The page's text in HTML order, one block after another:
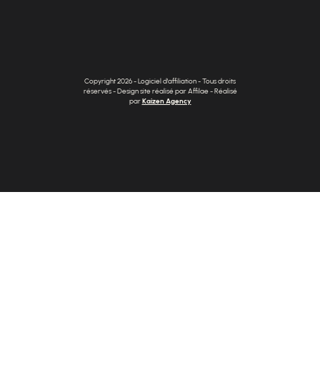
Copyright 2026 - Logiciel d'affiliation - Tous droits
réservés - Design site réalisé par Affilae - Réalisé
parKaizen Agency